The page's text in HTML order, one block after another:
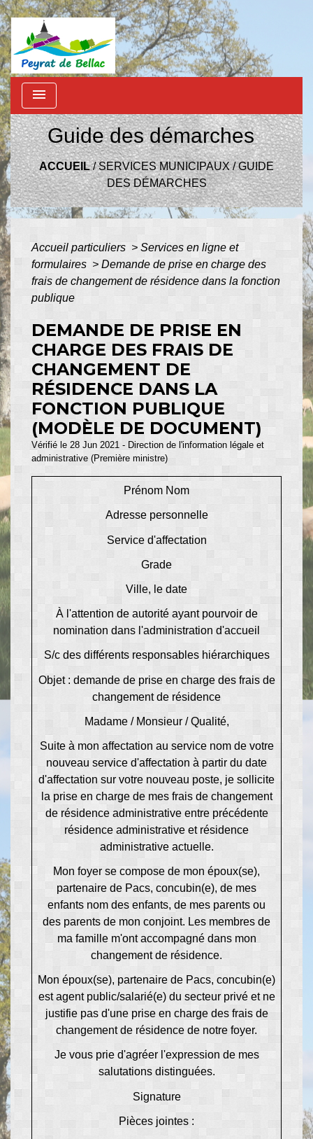
menu
Guide des démarches
ACCUEIL/SERVICES MUNICIPAUX/GUIDE
DES DÉMARCHES
Accueil particuliers > Services en ligne et
formulaires > Demande de prise en charge des
frais de changement de résidence dans la fonction
publique
DEMANDE DE PRISE EN
CHARGE DES FRAIS DE
CHANGEMENT DE
RÉSIDENCE DANS LA
FONCTION PUBLIQUE
(MODÈLE DE DOCUMENT)
Vérifié le 28 Jun 2021 - Direction de l'information légale et
administrative (Première ministre)
Prénom Nom
Adresse personnelle
Service d'affectation
Grade
Ville, le date
À l'attention de autorité ayant pourvoir de
nomination dans l'administration d'accueil
S/c des différents responsables hiérarchiques
Objet : demande de prise en charge des frais de
changement de résidence
Madame/ Monsieur/Qualité,
Suite à mon affectation au service nom de votre
nouveau service d'affectation à partir du date
d'affectation sur votre nouveau poste, je sollicite
la prise en charge de mes frais de changement
de résidence administrative entre précédente
résidence administrative et résidence
administrative actuelle.
Mon foyer se compose de mon époux(se),
partenaire de Pacs, concubin(e), de mes
enfants nom des enfants, de mes parents ou
des parents de mon conjoint. Les membres de
ma famille m'ont accompagné dans mon
changement de résidence.
Mon époux(se), partenaire de Pacs, concubin(e)
estagent public/salarié(e) du secteur privéet ne
justifie pas d'une prise en charge des frais de
changement de résidence de notre foyer.
Je vous prie d'agréer l'expression de mes
salutations distinguées.
Signature
Pièces jointes :